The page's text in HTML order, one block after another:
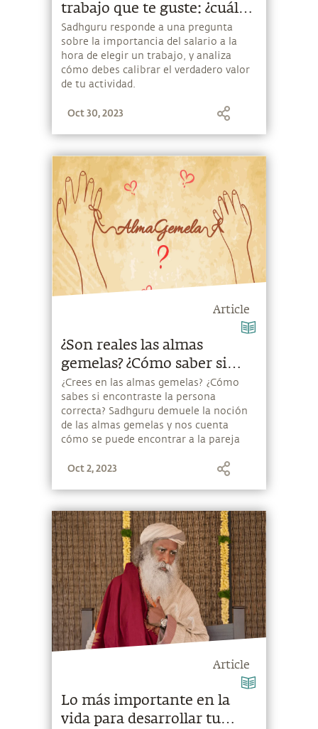
trabajo que te guste: ¿cuál
debes elegir?
Sadhguru responde a una pregunta
sobre la importancia del salario a la
hora de elegir un trabajo, y analiza
cómo debes calibrar el verdadero valor
de tu actividad.
Oct 30, 2023
Article
¿Son reales las almas
gemelas? ¿Cómo saber si
estás con la persona
correcta?
¿Crees en las almas gemelas? ¿Cómo
sabes si encontraste la persona
correcta? Sadhguru demuele la noción
de las almas gemelas y nos cuenta
cómo se puede encontrar a la pareja
Oct 2, 2023
Article
Lo más importante en la
vida para desarrollar tu